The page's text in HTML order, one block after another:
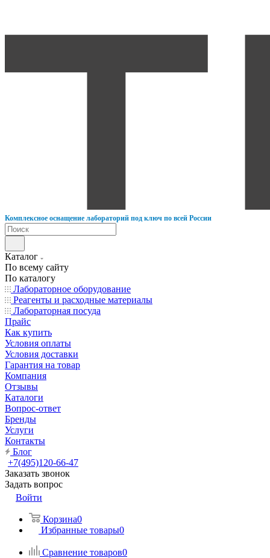
Комплексное оснащение лабораторий под ключ по всей России
Каталог
По всему сайту
По каталогу
Лабораторное оборудование
Реагенты и расходные материалы
Лабораторная посуда
Прайс
Как купить
Условия оплаты
Условия доставки
Гарантия на товар
Компания
Отзывы
Каталоги
Вопрос-ответ
Бренды
Услуги
Контакты
Блог
+7(495)120-66-47
Заказать звонок
Задать вопрос
Войти
Корзина0
Избранные товары0
Сравнение товаров0